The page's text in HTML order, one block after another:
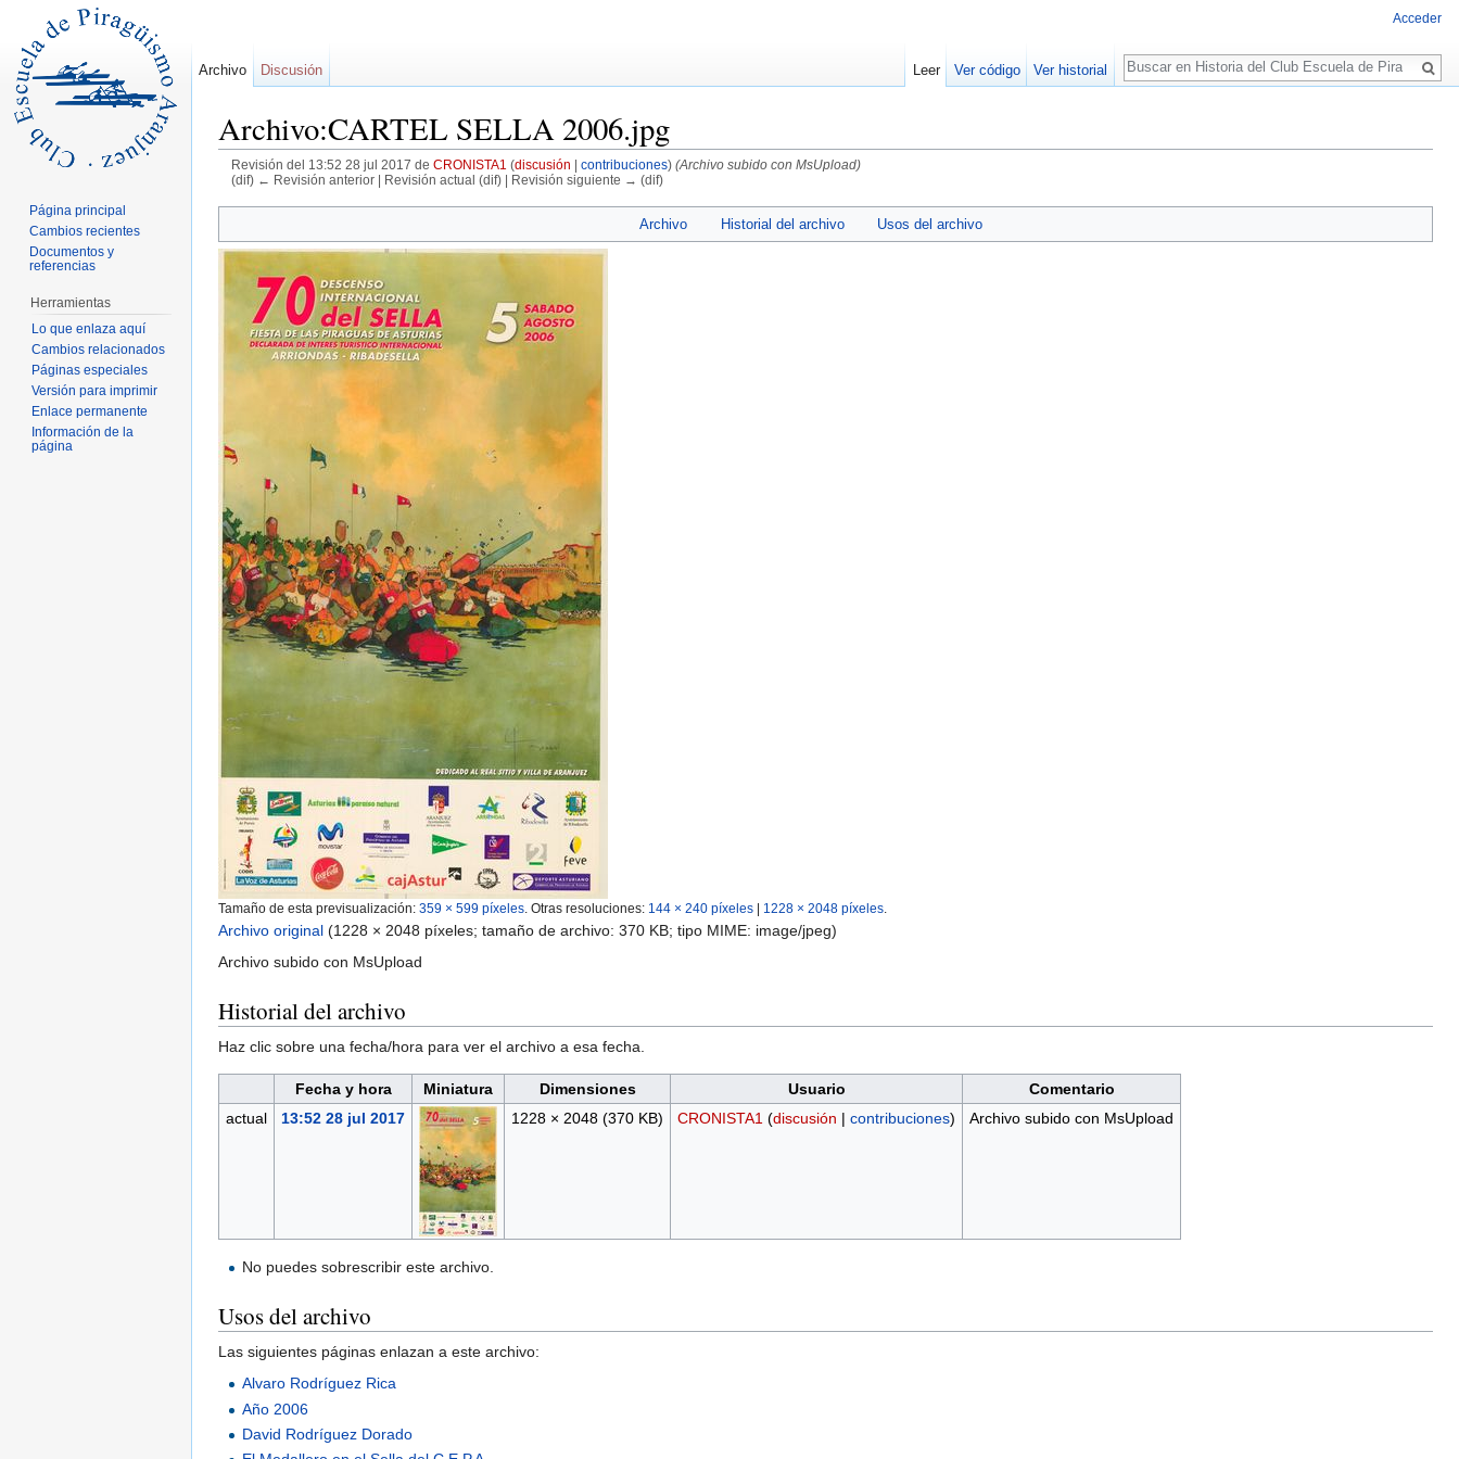
Archivo:CARTEL SELLA 2006.jpg
Revisión del 13:52 28 jul 2017 de CRONISTA1 (discusión contribuciones) (Archivo subido con MsUpload)
(dif) ← Revisión anterior | Revisión actual (dif) | Revisión siguiente → (dif)
Archivo Historial del archivo Usos del archivo
Tamaño de esta previsualización: 359 × 599 píxeles Otras resoluciones: 144 × 240 píxeles 1228 × 2048 píxeles
Archivo original (1228 × 2048 píxeles; tamaño de archivo: 370 KB; tipo MIME: image/jpeg)
Archivo subido con MsUpload
Historial del archivo
Haz clic sobre una fecha/hora para ver el archivo a esa fecha.
Fecha y hora Miniatura Dimensiones Usuario
Comentario
actual
13:52 28 jul 2017 1228 × 2048 (370 KB) CRONISTA1 (discusión | contribuciones) Archivo subido con MsUpload
No puedes sobrescribir este archivo.
Usos del archivo
Las siguientes páginas enlazan a este archivo:
Alvaro Rodríguez Rica
Año 2006
David Rodríguez Dorado
Acceder
Archivo Discusión Leer Ver código Ver historial
Buscar
Página principal
Cambios recientes
Documentos y
referencias
Herramientas
Lo que enlaza aquí
Cambios relacionados
Páginas especiales
Versión para imprimir
Enlace permanente
Información de la
página